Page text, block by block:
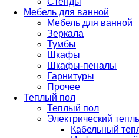
Мебель для ванной
Мебель для ванной
Зеркала
Тумбы
Шкафы
Шкафы-пеналы
Гарнитуры
Прочее
Теплый пол
Теплый пол
Электрический
Кабельный